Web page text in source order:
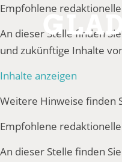
Empfohlene
An dieser Stelle finden
und zukünftige Inhalte
Inhalte anzeigen
Weitere Hinweise finden
Empfohlene
An dieser Stelle finden